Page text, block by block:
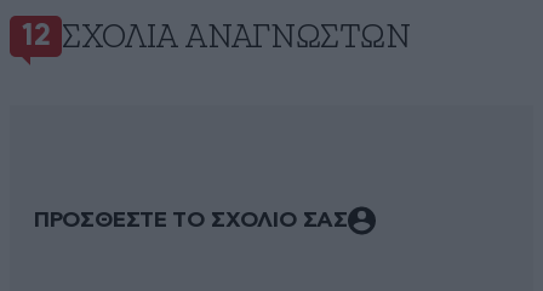
12 ΣΧΌΛΙΑ ΑΝΑΓΝΩΣΤΏΝ
ΠΡΟΣΘΕΣΤΕ ΤΟ ΣΧΟΛΙΟ ΣΑΣ